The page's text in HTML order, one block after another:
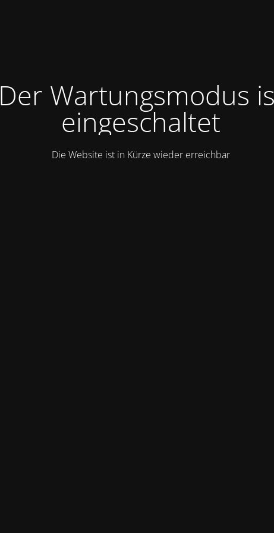
Der Wartungsmodus
eingeschaltet
Die Website ist in Kürze wieder erreichbar